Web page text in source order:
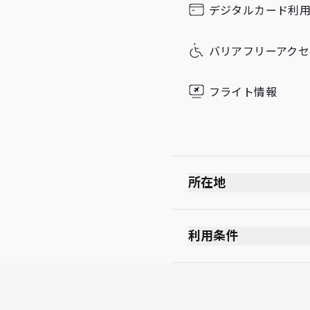
Sundayデジタルカード利
バリアフリーアク
フライト情報
所在地
利用条件